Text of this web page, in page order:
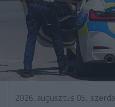
2026. augusztus 05., szerda